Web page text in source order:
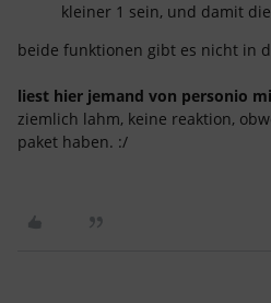
kleiner 1 sein, und damit
beide funktionen gibt es nicht in
liest hier jemand von personio
ziemlich lahm, keine reaktion,
paket haben. :/